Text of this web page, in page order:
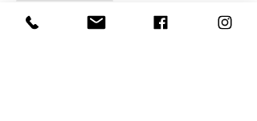
Tipo di biglietto